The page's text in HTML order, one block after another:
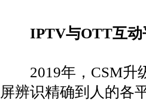
IPTV与OTT互动
2019年，CSM升
屏辨识精确到人的各